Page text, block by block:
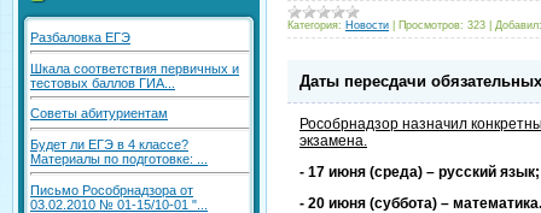
Разбаловка ЕГЭ
Шкала соответствия первичных и
тестовых баллов ГИА...
Советы абитуриентам
Будет ли ЕГЭ в 4 классе?
Материалы по подготовке: ...
Письмо Рособрнадзора от
03.02.2010 № 01-15/10-01 "...
Категория: Новости Просмотров: 323 Добавил:
Даты пересдачи
Рособрнадзор назначил
экзамена.
- 17 июня (среда) – русский язык;
- 20 июня (суббота) – математика.